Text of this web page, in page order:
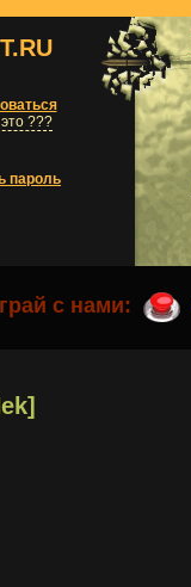
???
пароль
с нами: